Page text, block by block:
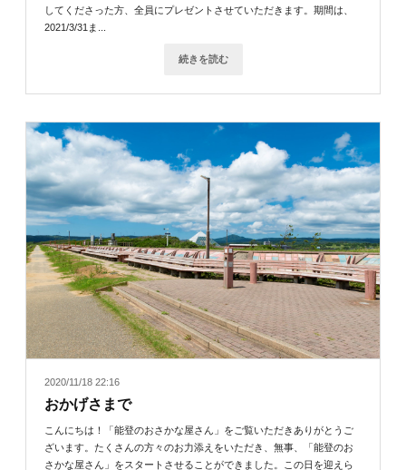
してくださった方、全員にプレゼントさせていただきます。期間は、
2021/3/31ま...
続きを読む
おかげさまで
2020/11/18 22:16
こんにちは！「能登のおさかな屋さん」をご覧いただきありがとうご
ざいます。たくさんの方々のお力添えをいただき、無事、「能登のお
さかな屋さん」をスタートさせることができました。この日を迎えら